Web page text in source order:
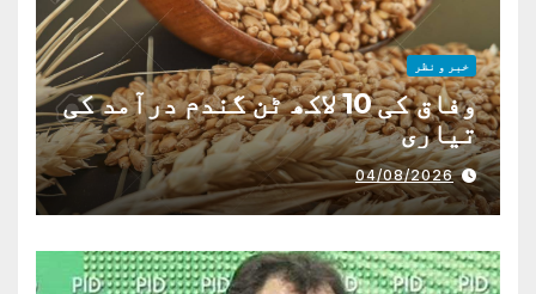
خبر و نظر
وفاق کی 10 لاکھ ٹن گندم درآمد کی
تیاری
04/08/2026